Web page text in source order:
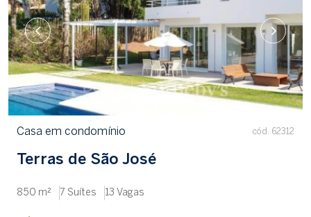
Casa em condomínio cód. 62312
Terras de São José
850 m² 7 Suítes 13 Vagas